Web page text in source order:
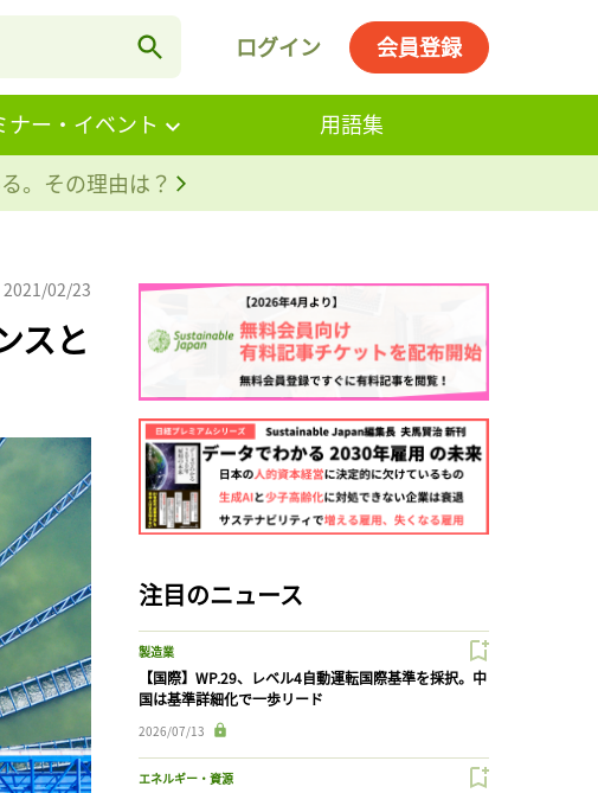
ログイン 会員登録
ナー・イベント
用語集
。その理由は？
2021/02/23
スと
注目のニュース
製造業
【国際】WP.29、レベル4自動運転国際基準を採択。中
国は基準詳細化で一歩リード
2026/07/13
エネルギー・資源